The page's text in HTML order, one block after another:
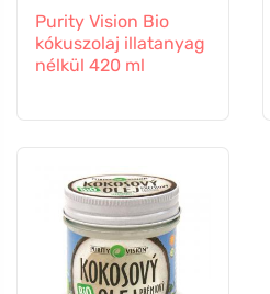
Purity Vision Bio
kókuszolaj illatanyag
nélkül 420 ml